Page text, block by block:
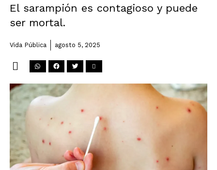
El sarampión es contagioso y puede
ser mortal.
Vida Pública agosto 5, 2025